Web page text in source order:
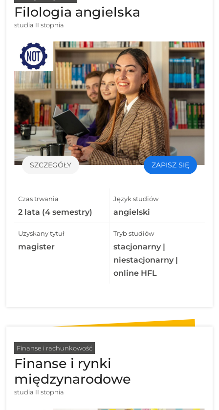
Filologia angielska
studia II stopnia
SZCZEGÓŁY ZAPISZ SIĘ
Czas trwania
2 lata (4 semestry)
Język studiów
angielski
Uzyskany tytuł
magister
Tryb studiów
stacjonarny |
niestacjonarny |
online HFL
Finanse i rachunkowość
Finanse i rynki
międzynarodowe
studia II stopnia